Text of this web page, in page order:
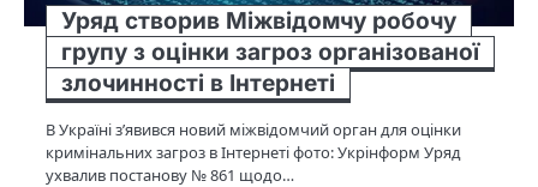
Уряд створив Міжвідомчу робочу
групу з оцінки загроз організованої
злочинності в Інтернеті
В Україні з’явився новий міжвідомчий орган для оцінки
кримінальних загроз в Інтернеті фото: Укрінформ Уряд
ухвалив постанову № 861 щодо…